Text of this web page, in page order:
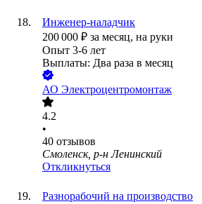
Инженер-наладчик
200 000 ₽ за месяц, на руки
Опыт 3-6 лет
Выплаты: Два раза в месяц
АО Электроцентромонтаж
4.2
•
40 отзывов
Смоленск, р-н Ленинский
Откликнуться
Разнорабочий на производство